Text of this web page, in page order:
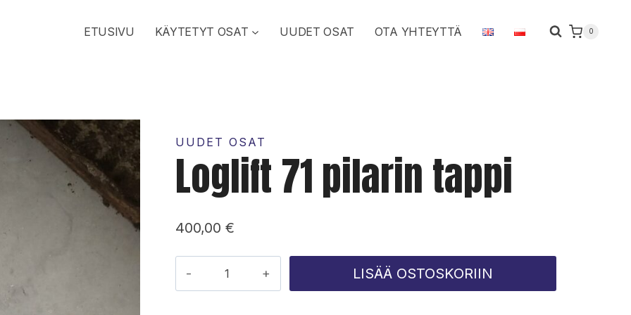
ETUSIVU KÄYTETYT OSAT UUDET OSAT OTA YHTEYTTÄ 0
UUDET OSAT
Loglift 71 pilarin tappi
400,00€
71
LISÄÄ OSTOSKORIIN